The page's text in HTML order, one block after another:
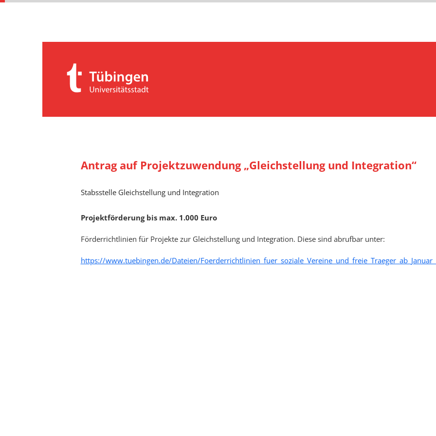
Antrag auf Projektzuwendung „Gleichstellung und Integration“
Stabsstelle Gleichstellung und Integration
Projektförderung bis max. 1.000 Euro
Förderrichtlinien für Projekte zur Gleichstellung und Integration. Diese sind abrufbar unter:
https://www.tuebingen.de/Dateien/